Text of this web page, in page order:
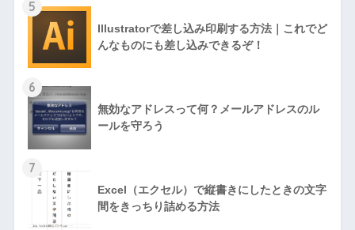
5
Illustratorで差し込み印刷する方法｜これでど
んなものにも差し込みできるぞ！
6
無効なアドレスって何？メールアドレスのル
ールを守ろう
7
Excel（エクセル）で縦書きにしたときの文字
間をきっちり詰める方法